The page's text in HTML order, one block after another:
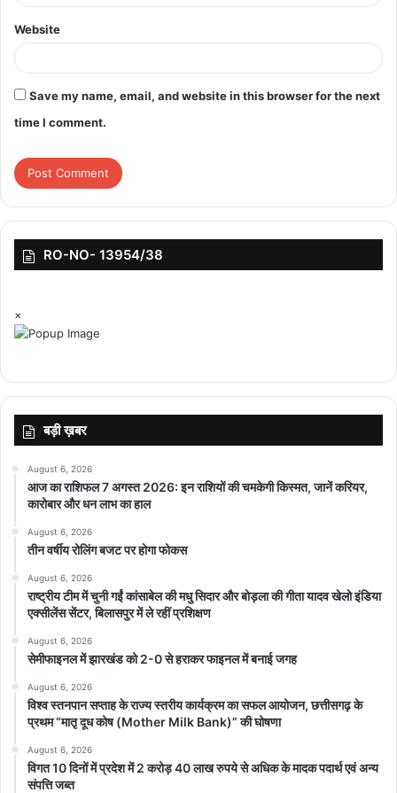
Website
Save my name, email, and website in this browser for the next
time I comment.
RO-NO- 13954/38
×
बड़ी ख़बर
August 6, 2026
आज का राशिफल 7 अगस्त 2026: इन राशियों की चमकेगी किस्मत, जानें करियर,
कारोबार और धन लाभ का हाल
August 6, 2026
तीन वर्षीय रोलिंग बजट पर होगा फोकस
August 6, 2026
राष्ट्रीय टीम में चुनी गईं कांसाबेल की मधु सिदार और बोड़ला की गीता यादव खेलो इंडिया
एक्सीलेंस सेंटर, बिलासपुर में ले रहीं प्रशिक्षण
August 6, 2026
सेमीफाइनल में झारखंड को 2-0 से हराकर फाइनल में बनाई जगह
August 6, 2026
विश्व स्तनपान सप्ताह के राज्य स्तरीय कार्यक्रम का सफल आयोजन, छत्तीसगढ़ के
प्रथम “मातृ दूध कोष (Mother Milk Bank)” की घोषणा
August 6, 2026
विगत 10 दिनों में प्रदेश में 2 करोड़ 40 लाख रुपये से अधिक के मादक पदार्थ एवं अन्य
संपत्ति जब्त